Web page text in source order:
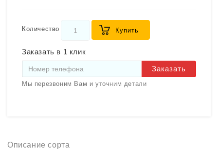
Количество Купить
Заказать в 1 клик
Заказать
Мы перезвоним Вам и уточним детали
Описание сорта